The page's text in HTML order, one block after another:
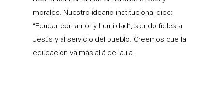
morales. Nuestro ideario institucional dice:
“Educar con amor y humildad”, siendo fieles a
Jesús y al servicio del pueblo. Creemos que la
educación va más allá del aula.